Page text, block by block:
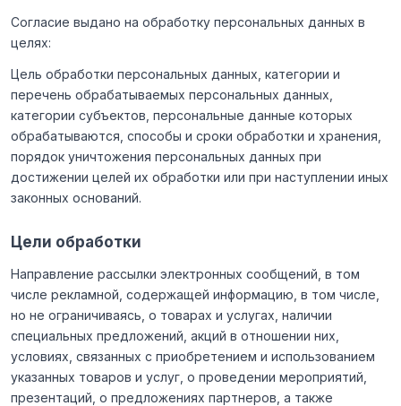
Согласие выдано на обработку персональных данных в
целях:
Цель обработки персональных данных, категории и
перечень обрабатываемых персональных данных,
категории субъектов, персональные данные которых
обрабатываются, способы и сроки обработки и хранения,
порядок уничтожения персональных данных при
достижении целей их обработки или при наступлении иных
законных оснований.
Цели обработки
Направление рассылки электронных сообщений, в том
числе рекламной, содержащей информацию, в том числе,
но не ограничиваясь, о товарах и услугах, наличии
специальных предложений, акций в отношении них,
условиях, связанных с приобретением и использованием
указанных товаров и услуг, о проведении мероприятий,
презентаций, о предложениях партнеров, а также